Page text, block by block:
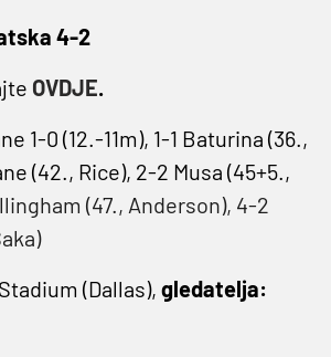
4-2
OVDJE.
1-0 (12.-11m), 1-1 Baturina (36.,
(42., Rice), 2-2 Musa (45+5.,
(47., Anderson), 4-2
(Dallas), gledatelja: